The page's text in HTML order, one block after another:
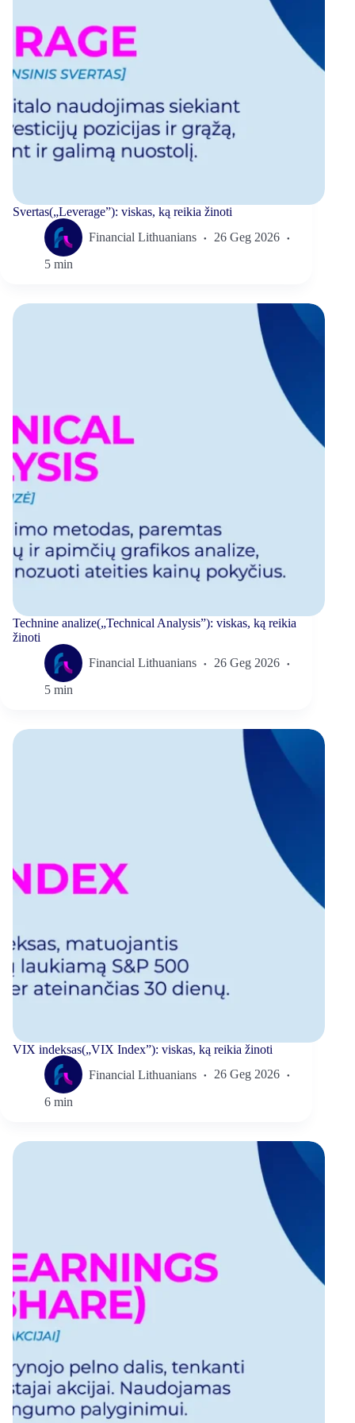
Svertas(„Leverage”): viskas, ką reikia žinoti
Financial Lithuanians
26 Geg 2026
5 min
Technine analize(„Technical Analysis”): viskas, ką reikia
žinoti
Financial Lithuanians
26 Geg 2026
5 min
VIX indeksas(„VIX Index”): viskas, ką reikia žinoti
Financial Lithuanians
26 Geg 2026
6 min